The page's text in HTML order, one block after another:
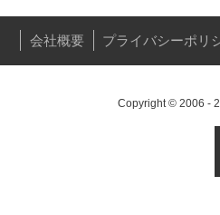
会社概要 プライバシーポリ
Copyright © 2006 -